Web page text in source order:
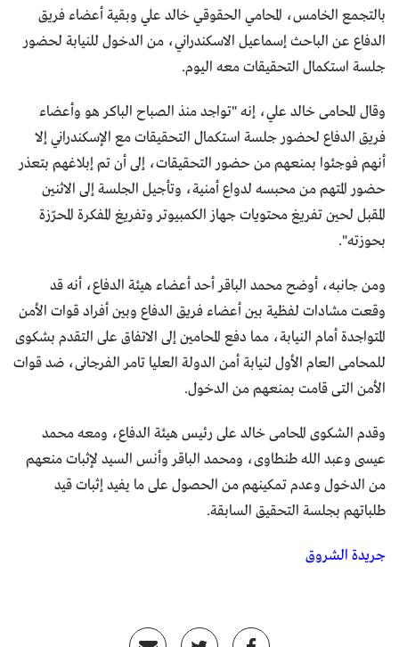
بالتجمع الخامس، المحامي الحقوقي خالد علي وبقية أعضاء فريق
الدفاع عن الباحث إسماعيل الاسكندراني، من الدخول للنيابة لحضور
جلسة استكمال التحقيقات معه اليوم.
وقال المحامى خالد علي، إنه "تواجد منذ الصباح الباكر هو وأعضاء
فريق الدفاع لحضور جلسة استكمال التحقيقات مع الإسكندراني إلا
أنهم فوجئوا بمنعهم من حضور التحقيقات، إلى أن تم إبلاغهم بتعذر
حضور المتهم من محبسه لدواع أمنية، وتأجيل الجلسة إلى الاثنين
المقبل لحين تفريغ محتويات جهاز الكمبيوتر وتفريغ المفكرة المحرّزة
بحوزته".
ومن جانبه، أوضح محمد الباقر أحد أعضاء هيئة الدفاع، أنه قد
وقعت مشادات لفظية بين أعضاء فريق الدفاع وبين أفراد قوات الأمن
المتواجدة أمام النيابة، مما دفع المحامين إلى الاتفاق على التقدم بشكوى
للمحامى العام الأول لنيابة أمن الدولة العليا تامر الفرجانى، ضد قوات
الأمن التى قامت بمنعهم من الدخول.
وقدم الشكوى المحامى خالد على رئيس هيئة الدفاع، ومعه محمد
عيسى وعبد الله طنطاوى، ومحمد الباقر وأنس السيد لإثبات منعهم
من الدخول وعدم تمكينهم من الحصول على ما يفيد إثبات قيد
طلباتهم بجلسة التحقيق السابقة.
جريدة الشروق